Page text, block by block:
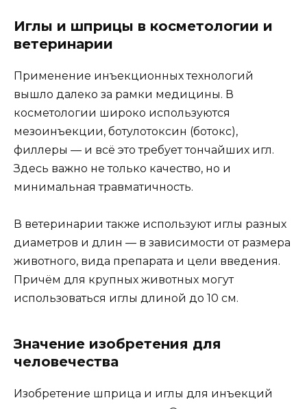
Иглы и шприцы в косметологии и
ветеринарии
Применение инъекционных технологий
вышло далеко за рамки медицины. В
косметологии широко используются
мезоинъекции, ботулотоксин (ботокс),
филлеры — и всё это требует тончайших игл.
Здесь важно не только качество, но и
минимальная травматичность.
В ветеринарии также используют иглы разных
диаметров и длин — в зависимости от размера
животного, вида препарата и цели введения.
Причём для крупных животных могут
использоваться иглы длиной до 10 см.
Значение изобретения для
человечества
Изобретение шприца и иглы для инъекций